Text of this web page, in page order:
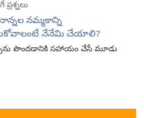
నమ్మకాన్ని
నేనేమి చేయాలి?
పొందడానికి సహాయం చేసే మూడు